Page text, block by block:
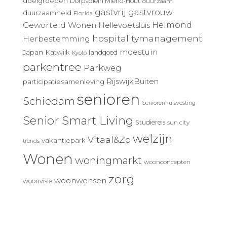
duurzaamheid Florida gastvrij gastvrouw
Geworteld Wonen Hellevoetsluis Helmond
Herbestemming hospitalitymanagement
Japan Katwijk Kyoto landgoed moestuin
parkentree Parkweg
participatiesamenleving RijswijkBuiten
Schiedam senioren Seniorenhuisvesting
Senior Smart Living Studiereis sun city
trends vakantiepark Vitaal&Zo welzijn
Wonen woningmarkt woonconcepten
woonvisie woonwensen zorg